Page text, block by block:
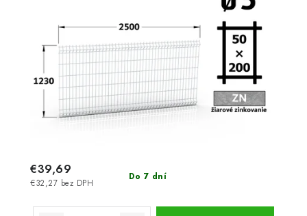
Do 7 dní
€32,27 bez DPH
€39,69